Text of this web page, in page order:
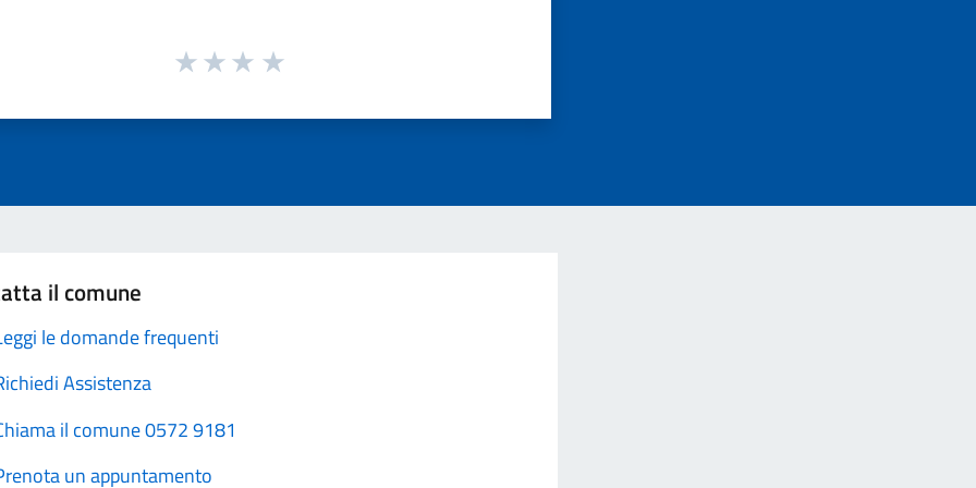
il comune
le domande frequenti
Assistenza
il comune 0572 9181
un appuntamento